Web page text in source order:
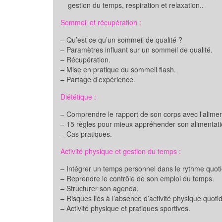
gestion du temps, respiration et relaxation..
Sommeil et récupération :
– Qu’est ce qu’un sommeil de qualité ?
– Paramètres influant sur un sommeil de qualité.
– Récupération.
– Mise en pratique du sommeil flash.
– Partage d’expérience.
Diététique :
– Comprendre le rapport de son corps avec
– 15 règles pour mieux appréhender son
– Cas pratiques.
Activité physique et gestion du temps :
– Intégrer un temps personnel dans le rythme
– Reprendre le contrôle de son emploi du temps.
– Structurer son agenda.
– Risques liés à l’absence d’activité physique
– Activité physique et pratiques sportives.